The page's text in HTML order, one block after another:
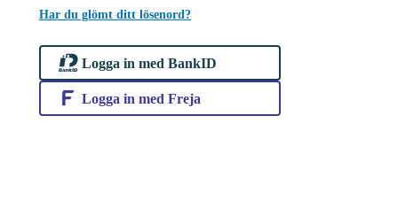
Har du glömt ditt lösenord?
Logga in med BankID
Logga in med Freja